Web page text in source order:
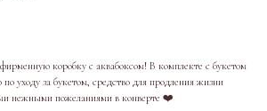
коробку с аквабоксом! В комплекте с букетом
уходу за букетом, средство для продления жизни
нежными пожеланиями в конверте ❤️